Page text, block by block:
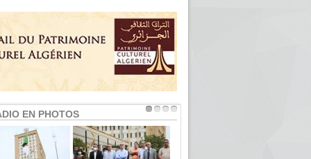
EN PHOTOS